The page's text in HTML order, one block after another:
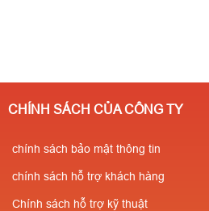
CHÍNH SÁCH CỦA CÔNG TY
chính sách bảo mật thông tin
chính sách hỗ trợ khách hàng
Chính sách hỗ trợ kỹ thuật